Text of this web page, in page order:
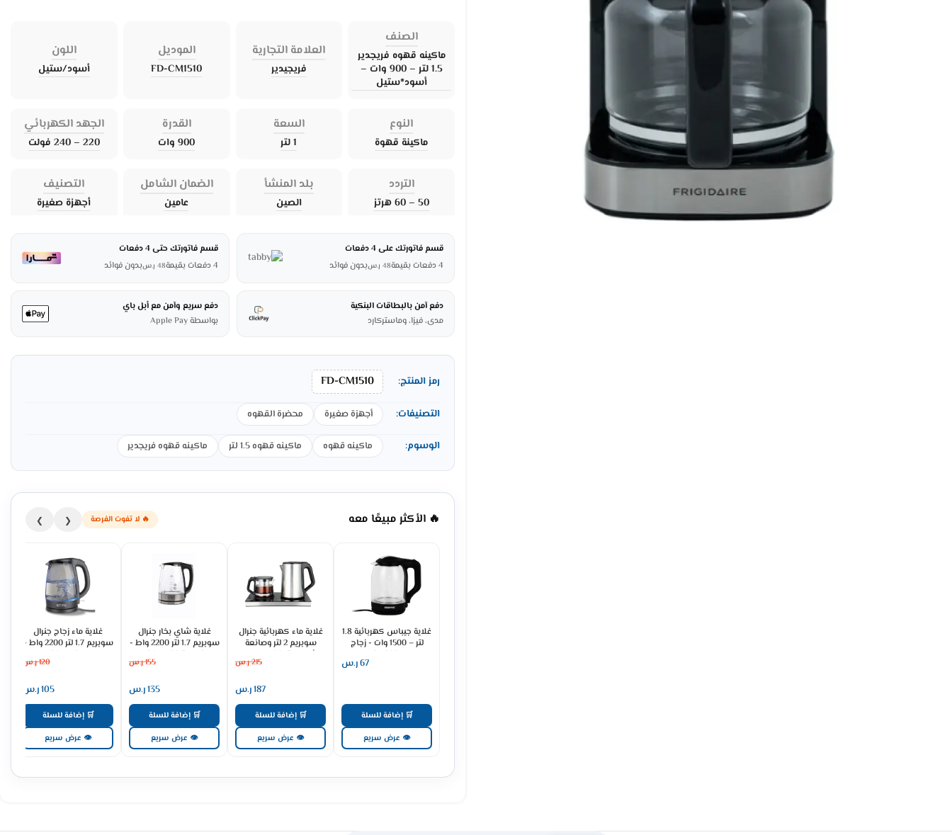
الصنف
ماكينه قهوه فريجدير
1.5 لتر – 900 وات –
أسود*ستيل
العلامة التجارية
فريجيدير
الموديل
FD-CM1510
اللون
أسود/ستيل
النوع
ماكينة قهوة
السعة
1 لتر
القدرة
900 وات
الجهد الكهربائي
220 – 240 فولت
التردد
50 – 60 هرتز
بلد المنشأ
الصين
الضمان الشامل
عامين
التصنيف
أجهزة صغيرة
قسم فاتورتك على 4 دفعات
4 دفعات بقيمة
48 ر.سبدون فوائد
قسم فاتورتك حتى 4 دفعات
4 دفعات بقيمة
48 ر.سبدون فوائد
دفع آمن بالبطاقات البنكية
مدى، فيزا، وماستركارد
دفع سريع وآمن مع أبل باي
بواسطة Apple Pay
رمز المنتج: FD-CM1510
التصنيفات: أجهزة صغيرة محضرة القهوه
الوسوم: ماكينه قهوه ماكينه قهوه 1.5 لتر ماكينه قهوه فريجدير
🔥 الأكثر مبيعًا معه 🔥 لا تفوت الفرصة ❮
❯
غلاية جيباس كهربائية 1.8
لتر – 1500 وات - زجاج
GK9901
67ر.س
🛒 إضافة للسلة
👁 عرض سريع
غلاية ماء كهربائية جنرال
سوبريم 2 لتر وصانعة
GSKH300
215ر.س
187ر.س
🛒 إضافة للسلة
👁 عرض سريع
غلاية شاي بخار جنرال
سوبريم 1.7 لتر 2200 واط -
زجاجية GSK1702
155ر.س
135ر.س
🛒 إضافة للسلة
👁 عرض سريع
غلاية ماء زجاج جنرال
سوبريم 1.7 لتر 2200 واط -
GSK17GM
120ر.س
105ر.س
🛒 إضافة للسلة
👁 عرض سريع